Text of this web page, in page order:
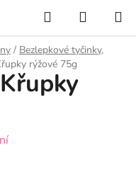
Hledat
KOŠÍK
/ Bezlepkové tyčinky,
rýžové 75g